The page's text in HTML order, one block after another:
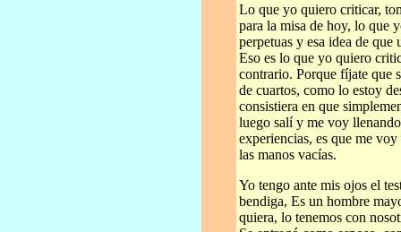
Lo que yo quiero criticar,
para la misa de hoy, lo que
perpetuas y esa idea de
Eso es lo que yo quiero
contrario. Porque fíjate que
de cuartos, como lo estoy
consistiera en que
luego salí y me voy
experiencias, es que me
las manos vacías.
Yo tengo ante mis ojos el
bendiga, Es un hombre
quiera, lo tenemos con